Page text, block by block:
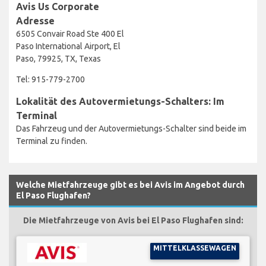
Avis Us Corporate
Adresse
6505 Convair Road Ste 400 El
Paso International Airport, El
Paso, 79925, TX, Texas
Tel: 915-779-2700
Lokalität des Autovermietungs-Schalters: Im
Terminal
Das Fahrzeug und der Autovermietungs-Schalter sind beide im
Terminal zu finden.
Welche Mietfahrzeuge gibt es bei Avis im Angebot durch
El Paso Flughafen?
Die Mietfahrzeuge von Avis bei El Paso Flughafen sind:
MITTELKLASSEWAGEN